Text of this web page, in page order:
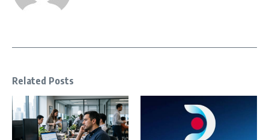
Related Posts